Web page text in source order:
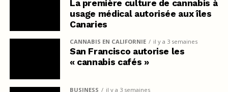
La première culture de cannabis à
usage médical autorisée aux îles
Canaries
CANNABIS EN CALIFORNIE il y a 3 semaines
San Francisco autorise les
« cannabis cafés »
BUSINESS il y a 3 semaines